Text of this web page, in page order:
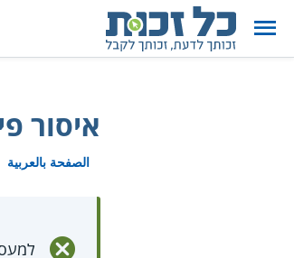
איסור
الصفحة بالعربية